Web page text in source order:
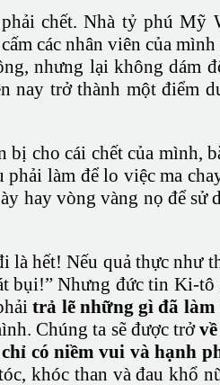
chết. Nhà tỷ phú
các nhân viên của mình
nhưng lại không dám
nay trở thành một điểm
cho cái chết của mình,
làm để lo việc ma
hay vòng vàng nọ để sử
hết! Nếu quả thực như
bụi!” Nhưng đức tin Ki-tô
trả lẽ những gì đã làm
Chúng ta sẽ được trở
có niềm vui và hạnh
khóc than và đau khổ